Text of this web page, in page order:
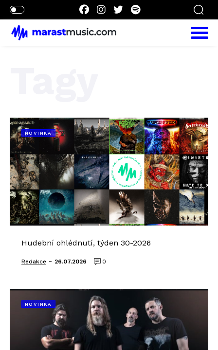
NOVINKA
Hudební ohlédnutí, týden 30-2026
Redakce - 26.07.2026 0
NOVINKA